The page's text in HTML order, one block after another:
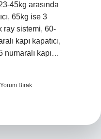
45kg arasında
65kg ise 3
ray sistemi, 60-
kapı kapatıcı,
numaralı kapı…
Yorum Bırak